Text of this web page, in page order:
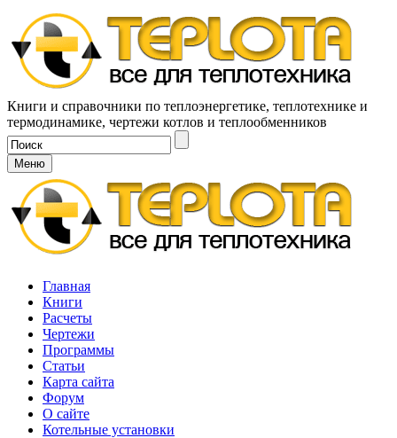
Книги и справочники по теплоэнергетике, теплотехнике и
термодинамике, чертежи котлов и теплообменников
Меню
Главная
Книги
Расчеты
Чертежи
Программы
Статьи
Карта сайта
Форум
О сайте
Котельные установки